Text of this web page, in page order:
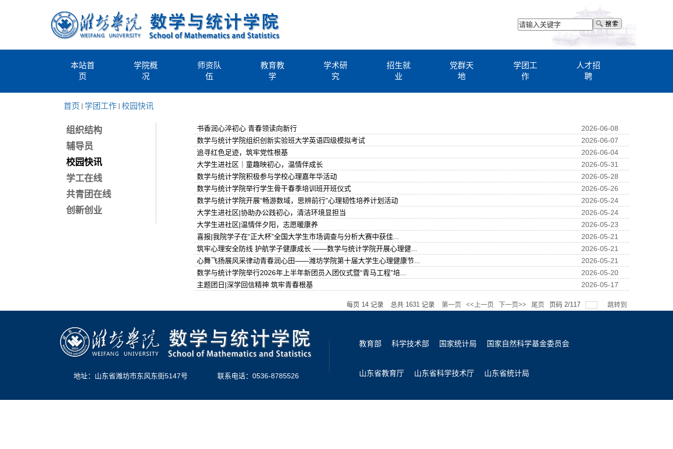
本站首
页
学院概
况
师资队
伍
教育教
学
学术研
究
招生就
业
党群天
地
学团工
作
人才招
聘
首页 学团工作 校园快讯
组织结构
辅导员
校园快讯
学工在线
共青团在线
创新创业
书香润心淬初心 青春领读向新行
2026-06-08
数学与统计学院组织创新实验班大学英语四级模拟考试
2026-06-07
追寻红色足迹，筑牢党性根基
2026-06-04
大学生进社区｜童趣映初心，温情伴成长
2026-05-31
数学与统计学院积极参与学校心理嘉年华活动
2026-05-28
数学与统计学院举行学生骨干春季培训班开班仪式
2026-05-26
数学与统计学院开展“畅游数域，思辨前行”心理韧性培养计划活动
2026-05-24
大学生进社区|协助办公践初心，清洁环境显担当
2026-05-24
大学生进社区|温情伴夕阳，志愿暖康养
2026-05-23
喜报|我院学子在“正大杯”全国大学生市场调查与分析大赛中获佳...
2026-05-21
筑牢心理安全防线 护航学子健康成长 ——数学与统计学院开展心理健...
2026-05-21
心舞飞扬展风采律动青春润心田——潍坊学院第十届大学生心理健康节...
2026-05-21
数学与统计学院举行2026年上半年新团员入团仪式暨“青马工程”培...
2026-05-20
主题团日|深学回信精神 筑牢青春根基
2026-05-17
每页 14 记录 总共 1631 记录 第一页 <<上一页 下一页>> 尾页 页码 2/117 跳转到
地址：山东省潍坊市东风东街5147号 联系电话：0536-8785526
教育部 科学技术部 国家统计局 国家自然科学基金委员会
山东省教育厅 山东省科学技术厅 山东省统计局